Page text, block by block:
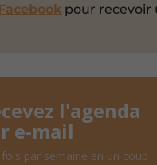
pour recevoir
l'agenda
e-mail
par semaine en un coup